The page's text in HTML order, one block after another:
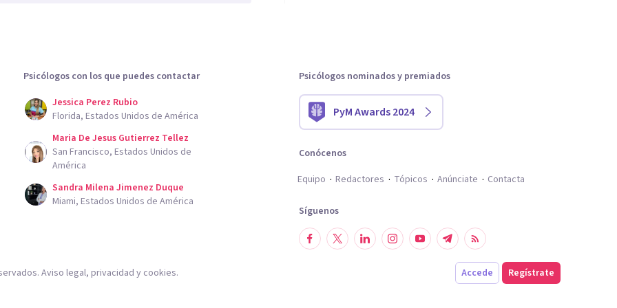
Psicólogos con los que puedes contactar
Jessica Perez Rubio
Florida, Estados Unidos de América
Maria De Jesus Gutierrez Tellez
San Francisco, Estados Unidos de
América
Sandra Milena Jimenez Duque
Miami, Estados Unidos de América
Psicólogos nominados y premiados
PyM Awards 2024
Conócenos
Equipo
Redactores Tópicos Anúnciate Contacta
Síguenos
Accede Regístrate
Aviso legal, privacidad y cookies.